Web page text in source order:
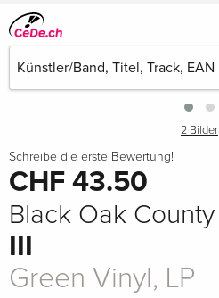
2 Bilder
Schreibe die erste Bewertung!
CHF 43.50
Black Oak County
III
Green Vinyl, LP